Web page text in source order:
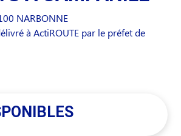
NARBONNE
à ActiROUTE par le préfet de